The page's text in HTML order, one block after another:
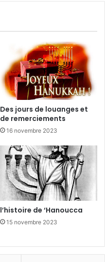
Des jours de louanges et
de remerciements
16 novembre 2023
l’histoire de ‘Hanoucca
15 novembre 2023